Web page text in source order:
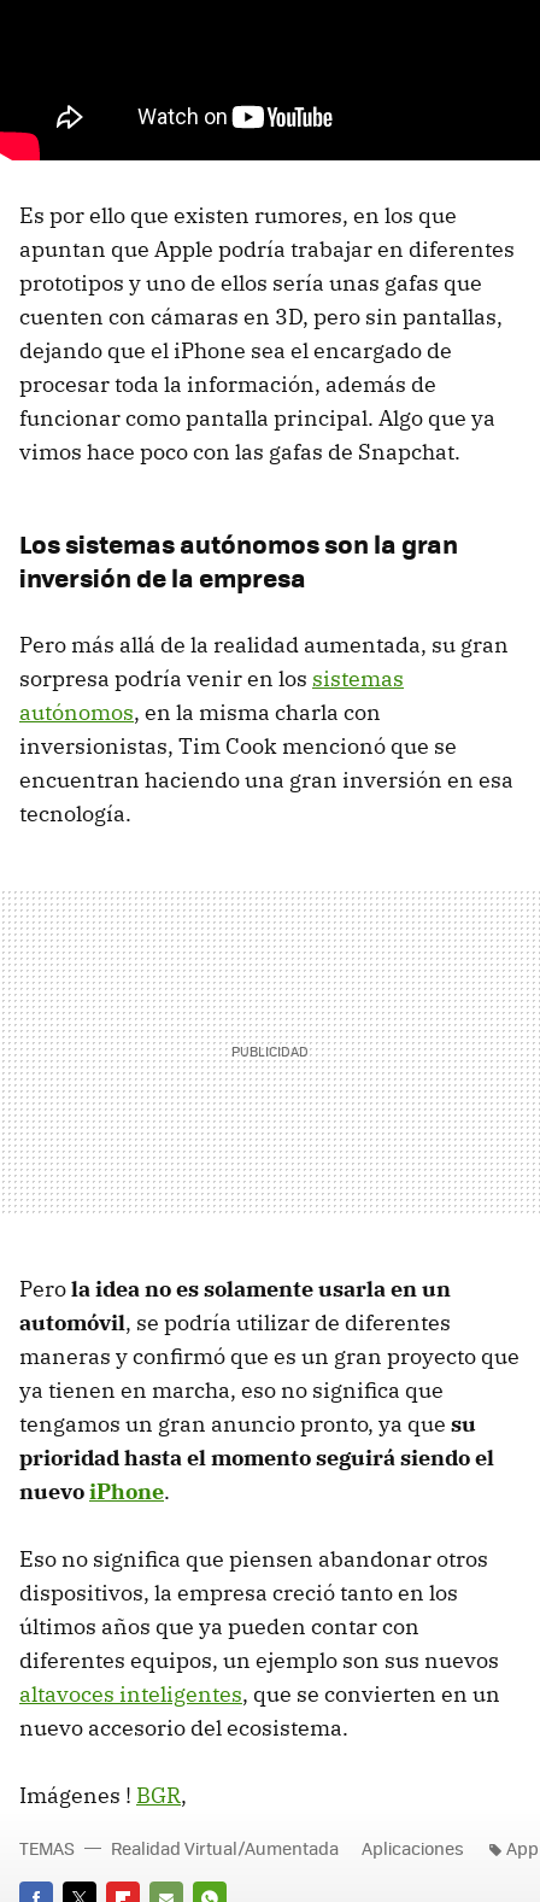
Es por ello que existen rumores, en los que
apuntan que Apple podría trabajar en diferentes
prototipos y uno de ellos sería unas gafas que
cuenten con cámaras en 3D, pero sin pantallas,
dejando que el iPhone sea el encargado de
procesar toda la información, además de
funcionar como pantalla principal. Algo que ya
vimos hace poco con las gafas de Snapchat.
Los sistemas autónomos son la gran
inversión de la empresa
Pero más allá de la realidad aumentada, su gran
sorpresa podría venir en los sistemas
autónomos, en la misma charla con
inversionistas, Tim Cook mencionó que se
encuentran haciendo una gran inversión en esa
tecnología.
Perola idea no es solamente usarla en un
automóvil, se podría utilizar de diferentes
maneras y confirmó que es un gran proyecto que
ya tienen en marcha, eso no significa que
tengamos un gran anuncio pronto, ya que su
prioridad hasta el momento seguirá siendo el
nuevoiPhone.
Eso no significa que piensen abandonar otros
dispositivos, la empresa creció tanto en los
últimos años que ya pueden contar con
diferentes equipos, un ejemplo son sus nuevos
altavoces inteligentes, que se convierten en un
nuevo accesorio del ecosistema.
Imágenes ! BGR,
TEMAS Realidad Virtual/Aumentada Aplicaciones